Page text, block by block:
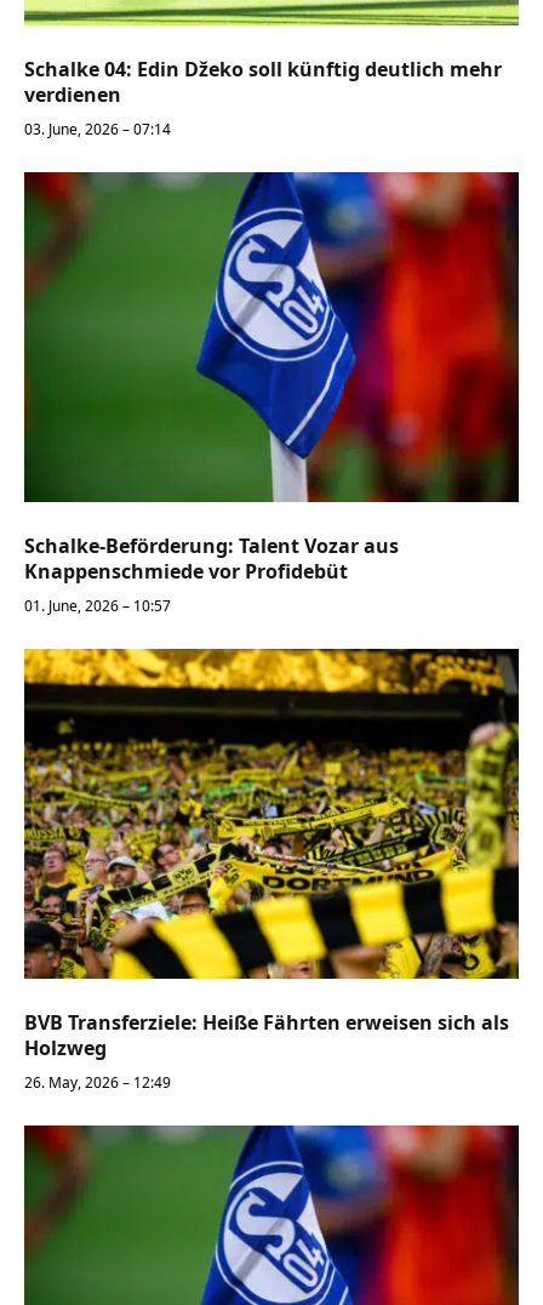
Schalke 04: Edin Džeko soll künftig deutlich mehr
verdienen
03. June, 2026 – 07:14
Schalke-Beförderung: Talent Vozar aus
Knappenschmiede vor Profidebüt
01. June, 2026 – 10:57
BVB Transferziele: Heiße Fährten erweisen sich als
Holzweg
26. May, 2026 – 12:49